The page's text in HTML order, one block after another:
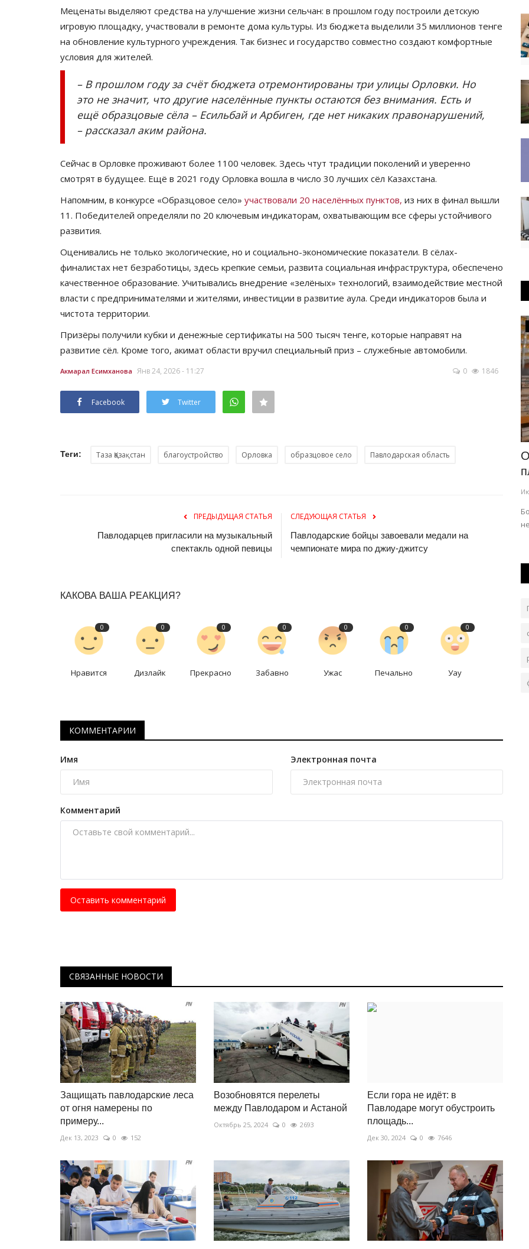
Меценаты выделяют средства на улучшение жизни сельчан: в прошлом году построили детскую
игровую площадку, участвовали в ремонте дома культуры. Из бюджета выделили 35 миллионов тенге
на обновление культурного учреждения. Так бизнес и государство совместно создают комфортные
условия для жителей.
– В прошлом году за счёт бюджета отремонтированы три улицы Орловки. Но
это не значит, что другие населённые пункты остаются без внимания. Есть и
ещё образцовые сёла – Есильбай и Арбиген, где нет никаких правонарушений,
– рассказал аким района.
Сейчас в Орловке проживают более 1100 человек. Здесь чтут традиции поколений и уверенно
смотрят в будущее. Ещё в 2021 году Орловка вошла в число 30 лучших сёл Казахстана.
Напомним, в конкурсе «Образцовое село» участвовали 20 населённых пунктов, из них в финал вышли
11. Победителей определяли по 20 ключевым индикаторам, охватывающим все сферы устойчивого
развития.
Оценивались не только экологические, но и социально-экономические показатели. В сёлах-
финалистах нет безработицы, здесь крепкие семьи, развита социальная инфраструктура, обеспечено
качественное образование. Учитывались внедрение «зелёных» технологий, взаимодействие местной
власти с предпринимателями и жителями, инвестиции в развитие аула. Среди индикаторов была и
чистота территории.
Призёры получили кубки и денежные сертификаты на 500 тысяч тенге, которые направят на
развитие сёл. Кроме того, акимат области вручил специальный приз – служебные автомобили.
Акмарал Есимханова Янв 24, 2026 - 11:27 0 1846
Facebook Twitter
Теги: Таза Қазақстан благоустройство Орловка образцовое село Павлодарская область
ПРЕДЫДУЩАЯ СТАТЬЯ
Павлодарцев пригласили на музыкальный
спектакль одной певицы
СЛЕДУЮЩАЯ СТАТЬЯ
Павлодарские бойцы завоевали медали на
чемпионате мира по джиу-джитсу
КАКОВА ВАША РЕАКЦИЯ?
0
Нравится
0
Дизлайк
0
Прекрасно
0
Забавно
0
Ужас
0
Печально
0
Уау
КОММЕНТАРИИ
Имя Электронная почта
Комментарий
Оставить комментарий
СВЯЗАННЫЕ НОВОСТИ
Защищать павлодарские леса
от огня намерены по
примеру...
Дек 13, 2023 0 152
Возобновятся перелеты
между Павлодаром и Астаной
Октябрь 25, 2024 0 2693
Если гора не идёт: в
Павлодаре могут обустроить
площадь...
Дек 30, 2024 0 7646
Павлодарские лесники спасли бобра
Алимханулы официально отказался
Последние месяцы карьера казахстанского боксера
развивается на фоне допингового...